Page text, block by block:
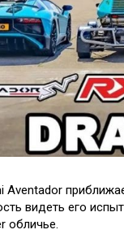
Aventador
видеть его
обличье.